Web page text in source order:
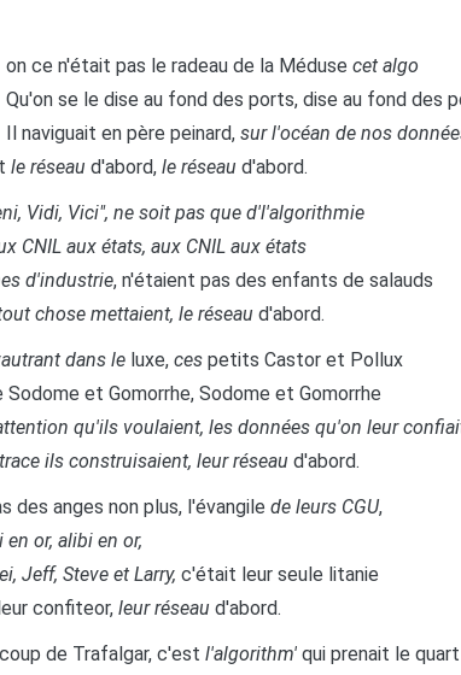
on ce n'était pas le radeau de la Méduse cet algo
Qu'on se le dise au fond des ports, dise au fond des
Il naviguait en père peinard, sur l'océan de nos
le réseau d'abord, le réseau d'abord.
Vidi, Vici", ne soit pas que d'l'algorithmie
CNIL aux états, aux CNIL aux états
d'industrie, n'étaient pas des enfants de salauds
chose mettaient, le réseau d'abord.
dans le luxe, ces petits Castor et Pollux
Sodome et Gomorrhe, Sodome et Gomorrhe
qu'ils voulaient, les données qu'on leur
ils construisaient, leur réseau d'abord.
des anges non plus, l'évangile de leurs CGU,
or, alibi en or,
Jeff, Steve et Larry, c'était leur seule litanie
confiteor, leur réseau d'abord.
de Trafalgar, c'est l'algorithm' qui prenait le quart